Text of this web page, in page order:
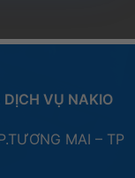
VỤ NAKIO
MAI – TP